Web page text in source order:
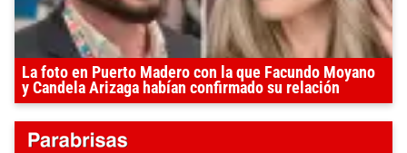
La foto en Puerto Madero con la que Facundo Moyano
y Candela Arizaga habían confirmado su relación